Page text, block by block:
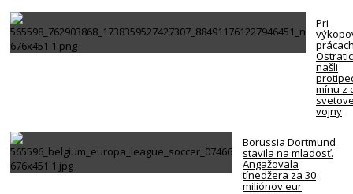
Pri
našli
mínu z
vojny
Borussia Dortmund
stavila na mladosť.
Angažovala
tínedžera za 30
miliónov eur